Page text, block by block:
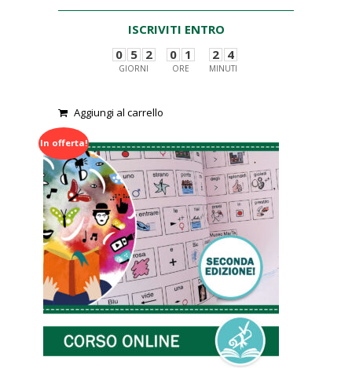
prezzo
originale
era:
prezzo
attuale
è:
ISCRIVITI ENTRO
0 5 2
GIORNI
0 1
ORE
2 4
MINUTI
0
o
u
o
5
Aggiungi al carrello
In offerta!